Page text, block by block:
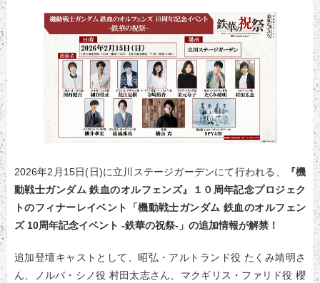
2026年2月15日(日)に立川ステージガーデンにて行われる、
『機
動戦士ガンダム 鉄血のオルフェンズ』１０周年記念プロジェク
トのフィナーレイベント「機動戦士ガンダム 鉄血のオルフェン
ズ 10周年記念イベント -鉄華の祝祭-」の追加情報が解禁！
追加登壇キャストとして、昭弘・アルトランド役 たくみ靖明さ
ん、ノルバ・シノ役 村田太志さん、マクギリス・ファリド役 櫻